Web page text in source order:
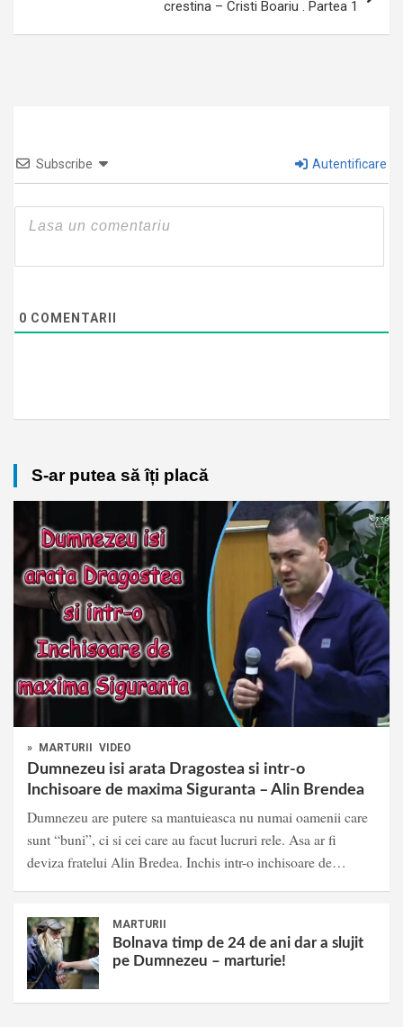
crestina – Cristi Boariu . Partea 1
Subscribe Autentificare
0 COMENTARII
S-ar putea să îți placă
» MARTURII VIDEO
Dumnezeu isi arata Dragostea si intr-o
Inchisoare de maxima Siguranta – Alin Brendea
Dumnezeu are putere sa mantuieasca nu numai oamenii care
sunt “buni”, ci si cei care au facut lucruri rele. Asa ar fi
deviza fratelui Alin Bredea. Inchis intr-o inchisoare de…
MARTURII
Bolnava timp de 24 de ani dar a slujit
pe Dumnezeu – marturie!